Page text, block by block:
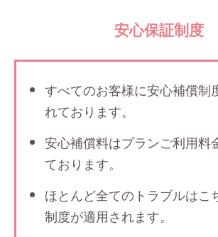
安心保証制度
すべてのお客様に安心補償制
れております。
安心補償料はプランご利用料
ております。
ほとんど全てのトラブルはこ
制度が適用されます。